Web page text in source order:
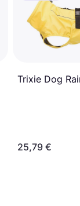
Trixie Dog
25,79 €